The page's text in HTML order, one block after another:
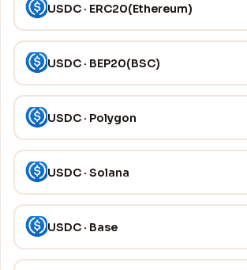
USDC · ERC20(Ethereum)
USDC · BEP20(BSC)
USDC · Polygon
USDC · Solana
USDC · Base